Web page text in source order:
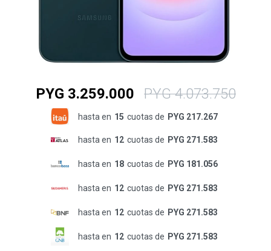
PYG 3.259.000 PYG 4.073.750
hasta en 15 cuotas de PYG 217.267
hasta en 12 cuotas de PYG 271.583
hasta en 18 cuotas de PYG 181.056
hasta en 12 cuotas de PYG 271.583
hasta en 12 cuotas de PYG 271.583
hasta en 12 cuotas de PYG 271.583